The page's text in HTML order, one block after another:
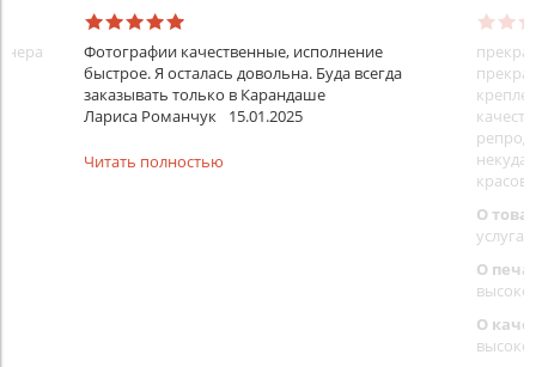
Фотографии качественные, исполнение
быстрое. Я осталась довольна. Буда всегда
заказывать только в Карандаше
Лариса Романчук
15.01.2025
Читать полностью
О
услуга
О
О